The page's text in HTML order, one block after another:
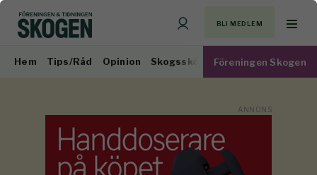
BLI MEDLEM
Hem Tips/Råd Opinion Skogsskötsel Virkesmarknad
Föreningen Skogen